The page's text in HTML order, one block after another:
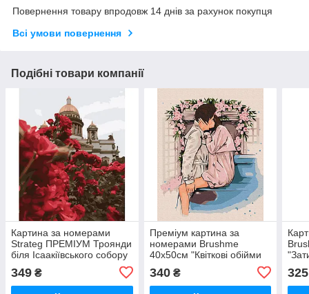
Повернення товару впродовж 14 днів за рахунок покупця
Всі умови повернення
Подібні товари компанії
Картина за номерами
Strateg ПРЕМІУМ Троянди
біля Ісаакіївського собору
з лаком розміром 40х50
см (GS1241)
349 ₴
Преміум картина за
номерами Brushme
40x50см "Квіткові обійми
PBS53450
340₴ 325